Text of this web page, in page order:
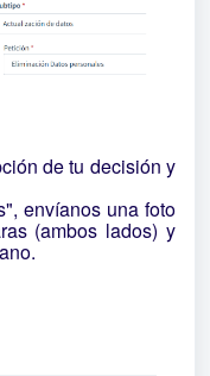
de tu decisión y
envíanos una foto
(ambos lados) y